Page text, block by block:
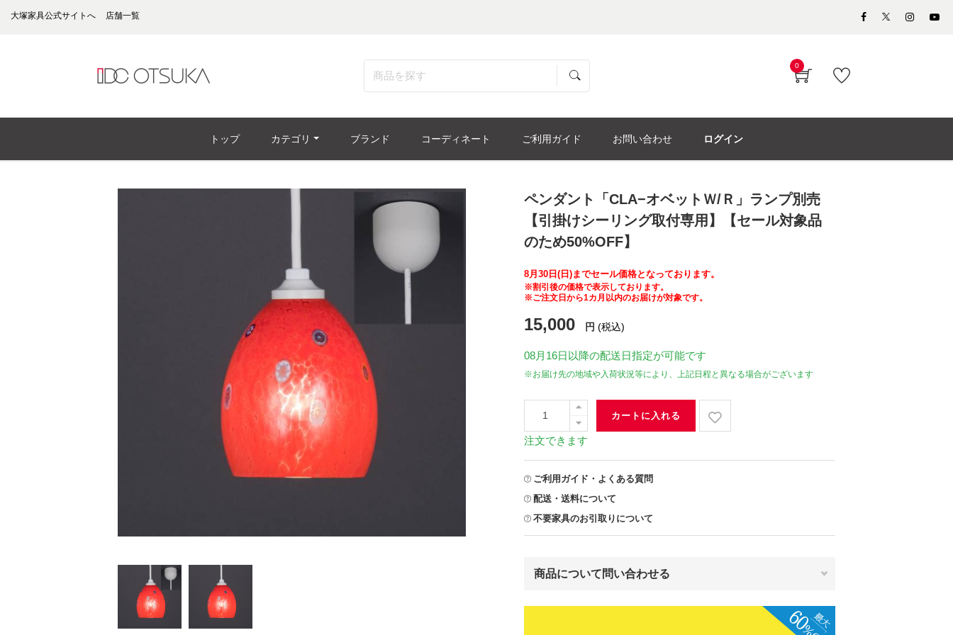
大塚家具公式サイトへ 店舗一覧
0
トップ カテゴリ ブランド コーディネート ご利用ガイド お問い合わせ ログイン
ペンダント「CLA−オベットＷ/Ｒ」ランプ別売
【引掛けシーリング取付専用】【セール対象品
のため50%OFF】
8月30日(日)までセール価格となっております。
※割引後の価格で表示しております。
※ご注文日から1カ月以内のお届けが対象です。
15,000 円 (税込)
08月16日 以降の配送日指定が可能です
※お届け先の地域や入荷状況等により、上記日程と異なる場合がございます
カートに入れる
注文できます
ご利用ガイド・よくある質問
配送・送料について
不要家具のお引取りについて
商品について問い合わせる